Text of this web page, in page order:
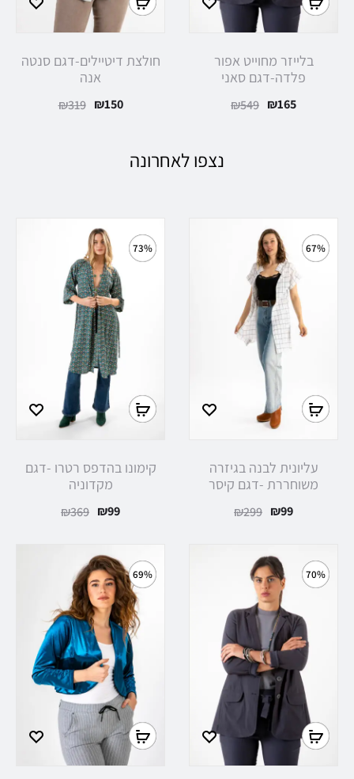
בלייזר מחוייט אפור
פלדה-דגם סאני
₪549 ₪165
חולצת דיטיילים-דגם סנטה
אנה
₪319 ₪150
נצפו לאחרונה
67%
עליונית לבנה בגיזרה
משוחררת -דגם קיסר
₪299 ₪99
73%
קימונו בהדפס רטרו -דגם
מקדוניה
₪369 ₪99
70%
69%